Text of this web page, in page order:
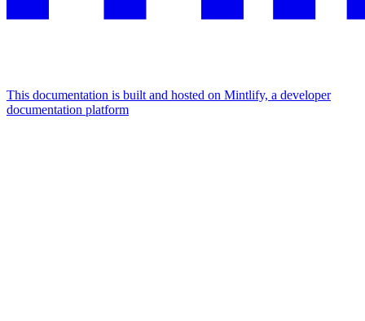
This documentation is built and hosted on Mintlify, a developer
documentation platform